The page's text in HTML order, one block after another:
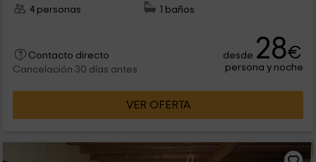
4 personas
1 baños
Contacto directo
Cancelación 30 días antes
desde 28€
persona y noche
VER OFERTA